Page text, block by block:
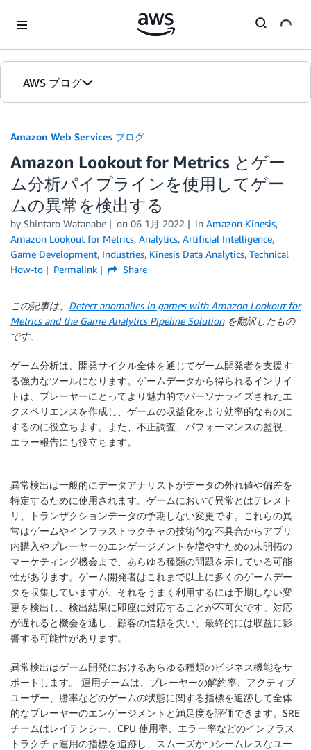
AWS ブログ
カテゴリ
エディション
Amazon Web Services ブログ
Amazon Lookout for Metrics とゲー
ム分析パイプラインを使用してゲー
ムの異常を検出する
by Shintaro Watanabe on 06 1月 2022 in Amazon Kinesis,
Amazon Lookout for Metrics, Analytics, Artificial Intelligence,
Game Development, Industries, Kinesis Data Analytics, Technical
How-to
Permalink Share
この記事は、 Detect anomalies in games with Amazon Lookout for
Metrics and the Game Analytics Pipeline Solutionを翻訳したもの
です。
ゲーム分析は、開発サイクル全体を通じてゲーム開発者を支援す
る強力なツールになります。ゲームデータから得られるインサイ
トは、プレーヤーにとってより魅力的でパーソナライズされたエ
クスペリエンスを作成し、ゲームの収益化をより効率的なものに
するのに役立ちます。また、不正調査、パフォーマンスの監視、
エラー報告にも役立ちます。
異常検出は一般的にデータアナリストがデータの外れ値や偏差を
特定するために使用されます。ゲームにおいて異常とはテレメト
リ、トランザクションデータの予期しない変更です。これらの異
常はゲームやインフラストラクチャの技術的な不具合からアプリ
内購入やプレーヤーのエンゲージメントを増やすための未開拓の
マーケティング機会まで、あらゆる種類の問題を示している可能
性があります。ゲーム開発者はこれまで以上に多くのゲームデー
タを収集していますが、それをうまく利用するには予期しない変
更を検出し、検出結果に即座に対応することが不可欠です。対応
が遅れると機会を逃し、顧客の信頼を失い、最終的には収益に影
響する可能性があります。
異常検出はゲーム開発におけるあらゆる種類のビジネス機能をサ
ポートします。 運用チームは、プレーヤーの解約率、アクティブ
ユーザー、勝率などのゲームの状態に関する指標を追跡して全体
的なプレーヤーのエンゲージメントと満足度を評価できます。SRE
チームはレイテンシー、CPU 使用率、エラー率などのインフラス
トラクチャ運用の指標を追跡し、スムーズかつシームレスなユー